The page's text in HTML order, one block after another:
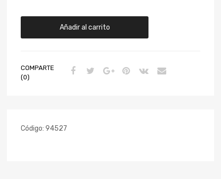
Añadir al carrito
COMPARTE
(0)
Código: 94527